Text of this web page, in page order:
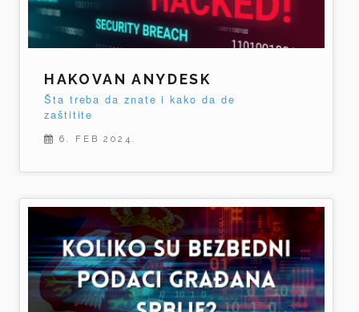
HAKOVAN ANYDESK
Šta treba da znate i kako da de
zaštitite
6. FEB 2024.